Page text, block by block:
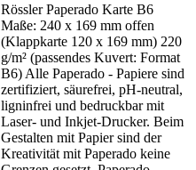
Rössler Paperado Karte B6
Maße: 240 x 169 mm offen
(Klappkarte 120 x 169 mm) 220
g/m² (passendes Kuvert: Format
B6) Alle Paperado - Papiere sind
zertifiziert, säurefrei, pH-neutral,
ligninfrei und bedruckbar mit
Laser- und Inkjet-Drucker. Beim
Gestalten mit Papier sind der
Kreativität mit Paperado keine